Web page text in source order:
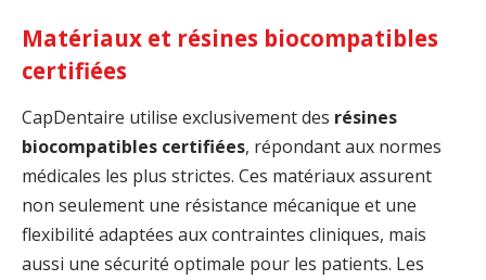
Matériaux et résines biocompatibles
certifiées
CapDentaire utilise exclusivement des résines
biocompatibles certifiées, répondant aux normes
médicales les plus strictes. Ces matériaux assurent
non seulement une résistance mécanique et une
flexibilité adaptées aux contraintes cliniques, mais
aussi une sécurité optimale pour les patients. Les